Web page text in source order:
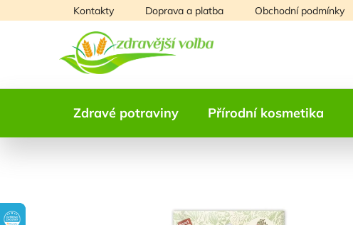
na
Kontakty Doprava a platba Obchodní podmínky
Zdravé potraviny Přírodní kosmetika